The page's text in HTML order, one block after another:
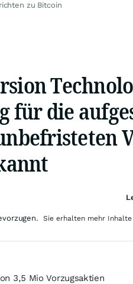
zu Bitcoin
für die
3,5 Mio Vorzugsaktien
Sie erhalten mehr Inhalte